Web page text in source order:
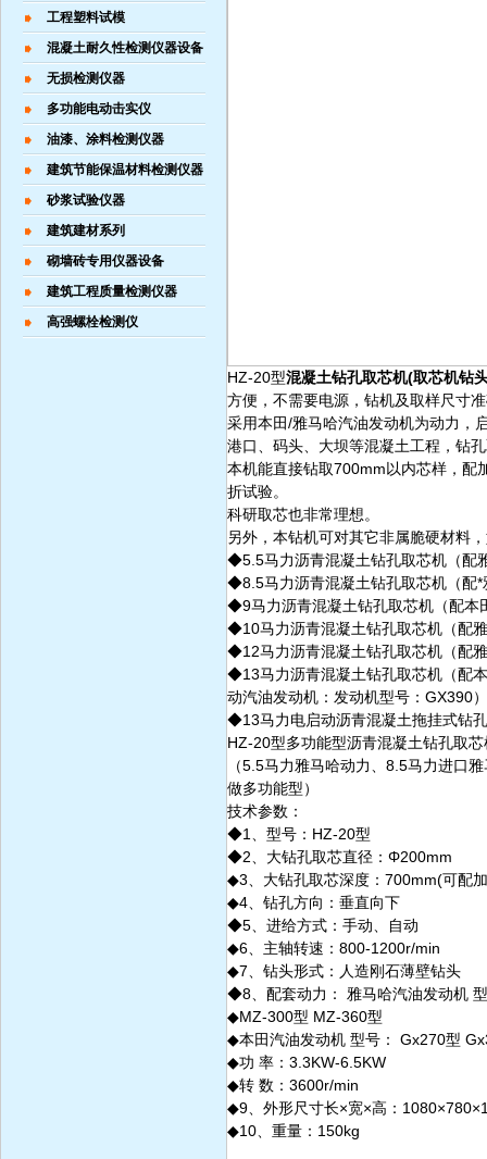
工程塑料试模
混凝土耐久性检测仪器设备
无损检测仪器
多功能电动击实仪
油漆、涂料检测仪器
建筑节能保温材料检测仪器
砂浆试验仪器
建筑建材系列
砌墙砖专用仪器设备
建筑工程质量检测仪器
高强螺栓检测仪
HZ-20型混凝土钻孔取芯机(取芯机钻
方便，不需要电源，钻机及取样尺寸
采用本田/雅马哈汽油发动机为动力，
港口、码头、大坝等混凝土工程，钻
本机能直接钻取700mm以内芯样，配
折试验。
科研取芯也非常理想。
另外，本钻机可对其它非属脆硬材料
◆5.5马力沥青混凝土钻孔取芯机（配
◆8.5马力沥青混凝土钻孔取芯机（配
◆9马力沥青混凝土钻孔取芯机（配本
◆10马力沥青混凝土钻孔取芯机（配
◆12马力沥青混凝土钻孔取芯机（配
◆13马力沥青混凝土钻孔取芯机（配
动汽油发动机：发动机型号：GX390）
◆13马力电启动沥青混凝土拖挂式钻
HZ-20型多功能型沥青混凝土钻孔取芯
（5.5马力雅马哈动力、8.5马力进口
做多功能型）
技术参数：
◆1、型号：HZ-20型
◆2、大钻孔取芯直径：Φ200mm
◆3、大钻孔取芯深度：700mm(可配
◆4、钻孔方向：垂直向下
◆5、进给方式：手动、自动
◆6、主轴转速：800-1200r/min
◆7、钻头形式：人造刚石薄壁钻头
◆8、配套动力： 雅马哈汽油发动机
◆MZ-300型 MZ-360型
◆本田汽油发动机 型号： Gx270型
◆功 率：3.3KW-6.5KW
◆转 数：3600r/min
◆9、外形尺寸长×宽×高：
◆10、重量：150kg